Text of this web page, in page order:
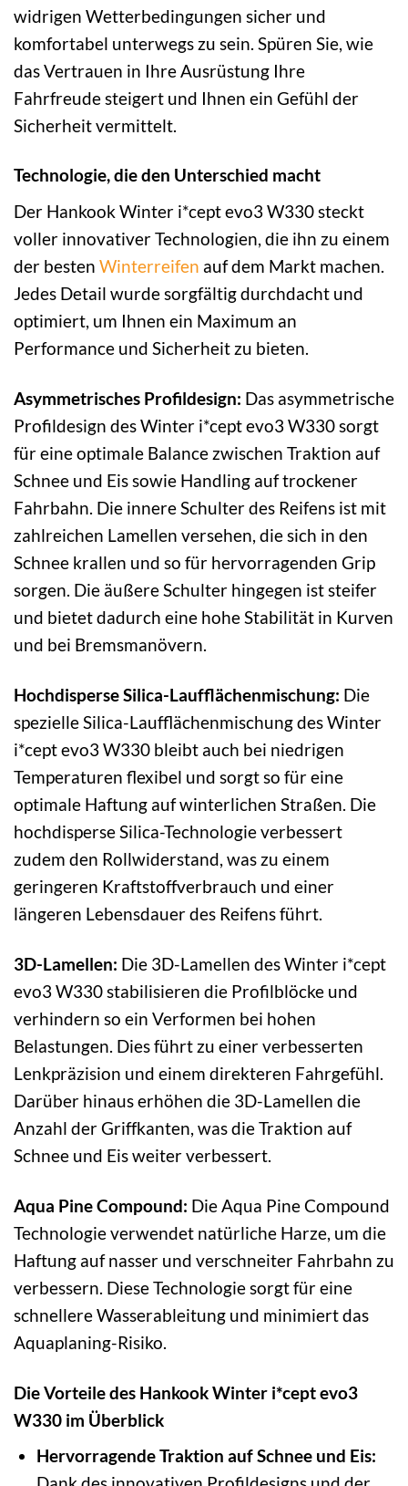
widrigen Wetterbedingungen sicher und
komfortabel unterwegs zu sein. Spüren Sie, wie
das Vertrauen in Ihre Ausrüstung Ihre
Fahrfreude steigert und Ihnen ein Gefühl der
Sicherheit vermittelt.
Technologie, die den Unterschied macht
Der Hankook Winter i*cept evo3 W330 steckt
voller innovativer Technologien, die ihn zu einem
der besten Winterreifen auf dem Markt machen.
Jedes Detail wurde sorgfältig durchdacht und
optimiert, um Ihnen ein Maximum an
Performance und Sicherheit zu bieten.
Asymmetrisches Profildesign: Das asymmetrische
Profildesign des Winter i*cept evo3 W330 sorgt
für eine optimale Balance zwischen Traktion auf
Schnee und Eis sowie Handling auf trockener
Fahrbahn. Die innere Schulter des Reifens ist mit
zahlreichen Lamellen versehen, die sich in den
Schnee krallen und so für hervorragenden Grip
sorgen. Die äußere Schulter hingegen ist steifer
und bietet dadurch eine hohe Stabilität in Kurven
und bei Bremsmanövern.
Hochdisperse Silica-Laufflächenmischung: Die
spezielle Silica-Laufflächenmischung des Winter
i*cept evo3 W330 bleibt auch bei niedrigen
Temperaturen flexibel und sorgt so für eine
optimale Haftung auf winterlichen Straßen. Die
hochdisperse Silica-Technologie verbessert
zudem den Rollwiderstand, was zu einem
geringeren Kraftstoffverbrauch und einer
längeren Lebensdauer des Reifens führt.
3D-Lamellen: Die 3D-Lamellen des Winter i*cept
evo3 W330 stabilisieren die Profilblöcke und
verhindern so ein Verformen bei hohen
Belastungen. Dies führt zu einer verbesserten
Lenkpräzision und einem direkteren Fahrgefühl.
Darüber hinaus erhöhen die 3D-Lamellen die
Anzahl der Griffkanten, was die Traktion auf
Schnee und Eis weiter verbessert.
Aqua Pine Compound: Die Aqua Pine Compound
Technologie verwendet natürliche Harze, um die
Haftung auf nasser und verschneiter Fahrbahn zu
verbessern. Diese Technologie sorgt für eine
schnellere Wasserableitung und minimiert das
Aquaplaning-Risiko.
Die Vorteile des Hankook Winter i*cept evo3
W330 im Überblick
Hervorragende Traktion auf Schnee und Eis: